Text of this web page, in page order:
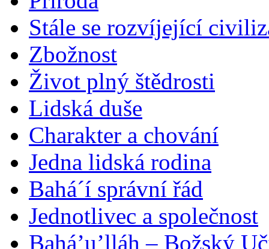
Stále se rozvíjející
Zbožnost
Život plný štědrosti
Lidská duše
Charakter a chování
Jedna lidská rodina
Bahá´í správní řád
Jednotlivec a společnost
Bahá’u’lláh – Božský